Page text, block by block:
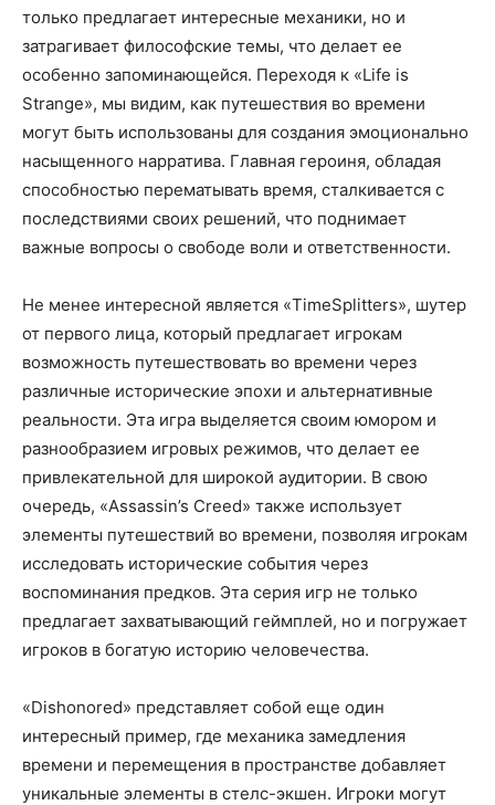
только предлагает интересные механики, но и
затрагивает философские темы, что делает ее
особенно запоминающейся. Переходя к «Life is
Strange», мы видим, как путешествия во времени
могут быть использованы для создания эмоционально
насыщенного нарратива. Главная героиня, обладая
способностью перематывать время, сталкивается с
последствиями своих решений, что поднимает
важные вопросы о свободе воли и ответственности.
Не менее интересной является «TimeSplitters», шутер
от первого лица, который предлагает игрокам
возможность путешествовать во времени через
различные исторические эпохи и альтернативные
реальности. Эта игра выделяется своим юмором и
разнообразием игровых режимов, что делает ее
привлекательной для широкой аудитории. В свою
очередь, «Assassin’s Creed» также использует
элементы путешествий во времени, позволяя игрокам
исследовать исторические события через
воспоминания предков. Эта серия игр не только
предлагает захватывающий геймплей, но и погружает
игроков в богатую историю человечества.
«Dishonored» представляет собой еще один
интересный пример, где механика замедления
времени и перемещения в пространстве добавляет
уникальные элементы в стелс-экшен. Игроки могут